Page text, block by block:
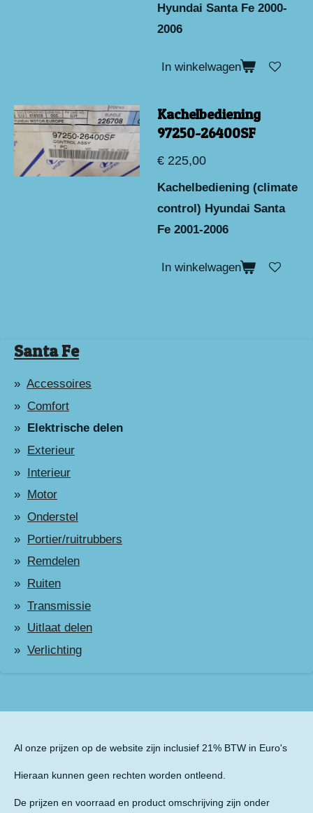
Hyundai Santa Fe 2000-
2006
In winkelwagen
Kachelbediening
97250-26400SF
€ 225,00
Kachelbediening (climate
control) Hyundai Santa
Fe 2001-2006
In winkelwagen
Santa Fe
Accessoires
Comfort
Elektrische delen
Exterieur
Interieur
Motor
Onderstel
Portier/ruitrubbers
Remdelen
Ruiten
Transmissie
Uitlaat delen
Verlichting
Al onze prijzen op de website zijn inclusief 21% BTW in Euro's
Hieraan kunnen geen rechten worden ontleend.
De prijzen en voorraad en product omschrijving zijn onder